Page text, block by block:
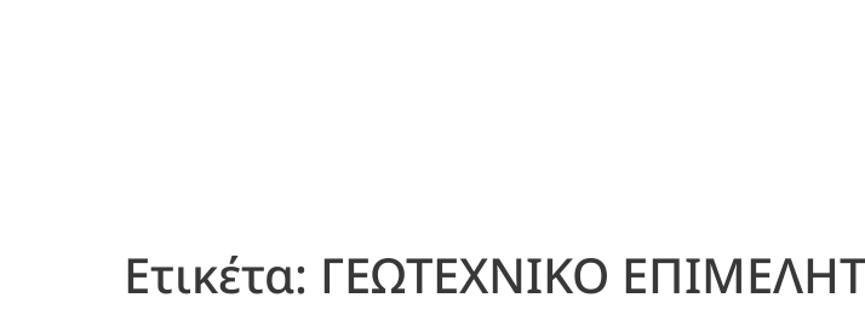
Ετικέτα: ΓΕΩΤΕΧΝΙΚΟ